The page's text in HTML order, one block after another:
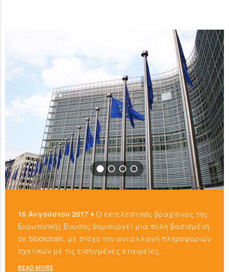
READ MORE
16 Αυγούστου 2017 ♦ Ο εκτελεστικός βραχίονας της
Ευρωπαϊκής Ένωσης δημιουργεί μια πύλη βασισμένη
σε blockchain, με στόχο την ανταλλαγή πληροφοριών
σχετικών με τις εισηγμένες εταιρείες.
READ MORE